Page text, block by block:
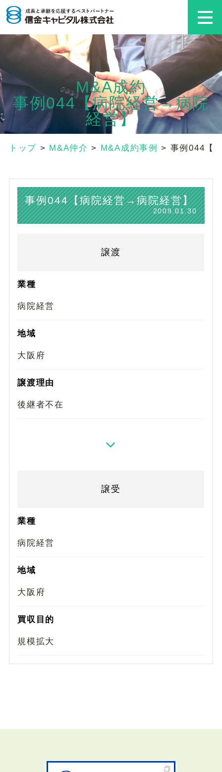
M&A成約
事例044【病院経営→病院
経営】
トップ > M&A仲介 > M&A成約事例 > 事例044【
事例044【病院経営→病院経営】
2009.01.30
譲渡
業種
病院経営
地域
大阪府
譲渡理由
後継者不在
譲受
業種
病院経営
地域
大阪府
買収目的
規模拡大